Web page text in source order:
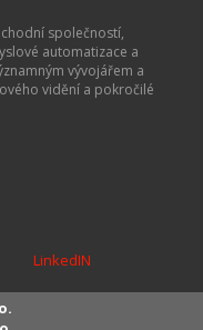
společností,
automatizace a
vývojářem a
vidění a pokročilé
LinkedIN